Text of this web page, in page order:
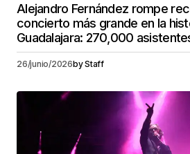
Alejandro Fernández rompe
concierto más grande en la
Guadalajara: 270,000
26/junio/2026byStaff